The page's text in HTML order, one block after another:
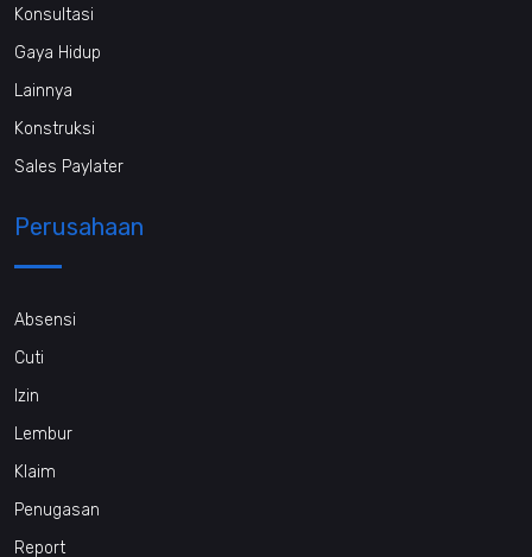
Konsultasi
Gaya Hidup
Lainnya
Konstruksi
Sales Paylater
Perusahaan
Absensi
Cuti
Izin
Lembur
Klaim
Penugasan
Report